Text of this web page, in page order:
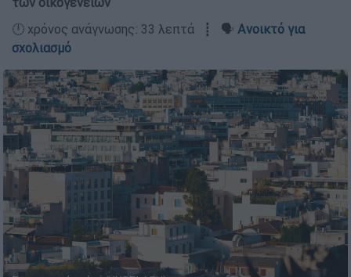
🕛 χρόνος ανάγνωσης: 33 λεπτά ┋ 🗣️ Ανοικτό για
σχολιασμό